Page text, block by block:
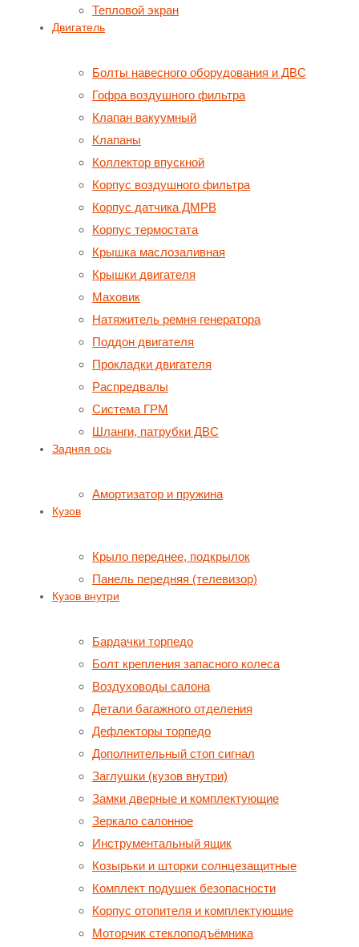
Тепловой экран
Двигатель
Болты навесного оборудования и ДВС
Гофра воздушного фильтра
Клапан вакуумный
Клапаны
Коллектор впускной
Корпус воздушного фильтра
Корпус датчика ДМРВ
Корпус термостата
Крышка маслозаливная
Крышки двигателя
Маховик
Натяжитель ремня генератора
Поддон двигателя
Прокладки двигателя
Распредвалы
Система ГРМ
Шланги, патрубки ДВС
Задняя ось
Амортизатор и пружина
Кузов
Крыло переднее, подкрылок
Панель передняя (телевизор)
Кузов внутри
Бардачки торпедо
Болт крепления запасного колеса
Воздуховоды салона
Детали багажного отделения
Дефлекторы торпедо
Дополнительный стоп сигнал
Заглушки (кузов внутри)
Замки дверные и комплектующие
Зеркало салонное
Инструментальный ящик
Козырьки и шторки солнцезащитные
Комплект подушек безопасности
Корпус отопителя и комплектующие
Моторчик стеклоподъёмника